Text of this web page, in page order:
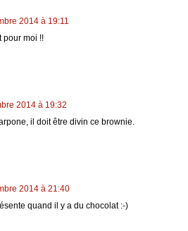
2014 à 19:11
pour moi !!
2014 à 19:32
il doit être divin ce brownie.
2014 à 21:40
quand il y a du chocolat :-)